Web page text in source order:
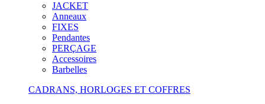
JACKET
Anneaux
FIXES
Pendantes
PERÇAGE
Accessoires
Barbelles
CADRANS, HORLOGES ET COFFRES